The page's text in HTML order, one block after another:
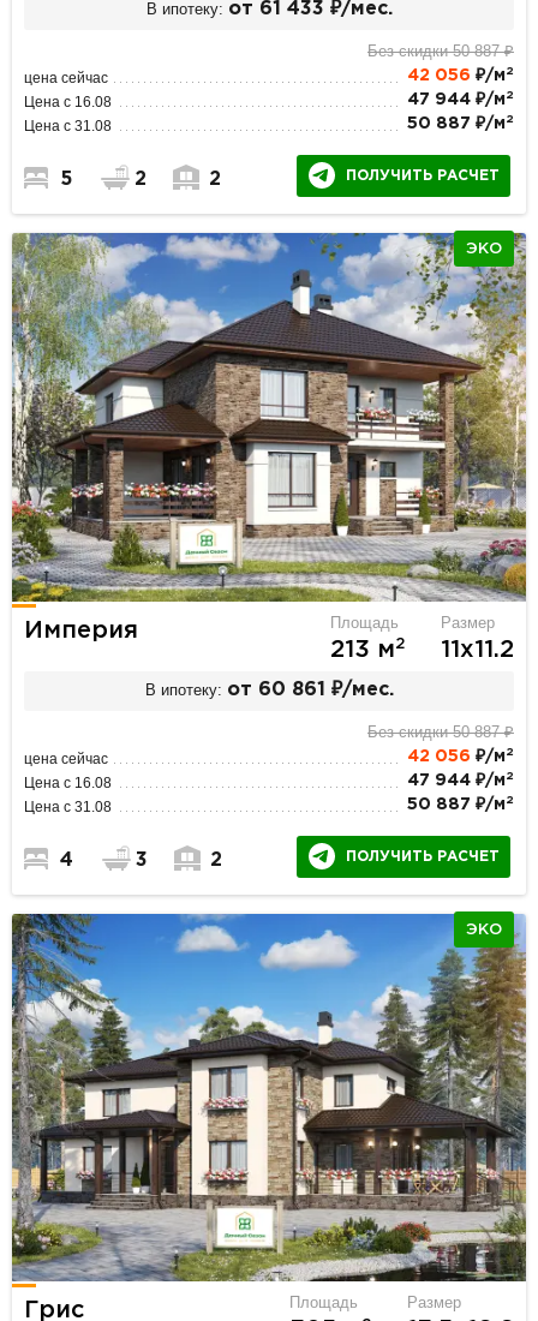
В ипотеку: от 61 433 ₽/мес.
Без скидки 50 887 ₽
цена сейчас 42 056 ₽/м 2
Цена с 16.08 47 944 ₽/м 2
Цена с 31.08 50 887 ₽/м 2
5 2 2 ПОЛУЧИТЬ РАСЧЕТ
ЭКО
Империя Площадь
213 м2
Размер
11х11.2
В ипотеку: от 60 861 ₽/мес.
Без скидки 50 887 ₽
цена сейчас 42 056 ₽/м 2
Цена с 16.08 47 944 ₽/м 2
Цена с 31.08 50 887 ₽/м 2
4 3 2 ПОЛУЧИТЬ РАСЧЕТ
ЭКО
Грис Площадь Размер